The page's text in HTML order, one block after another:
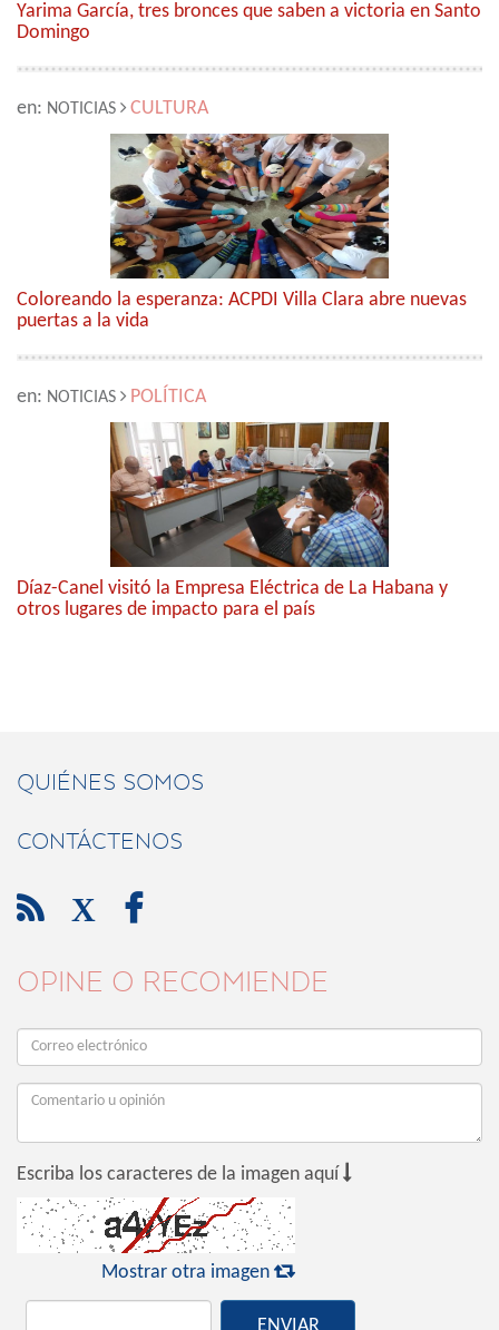
Yarima García, tres bronces que saben a victoria en Santo
Domingo
en: NOTICIAS CULTURA
Coloreando la esperanza: ACPDI Villa Clara abre nuevas
puertas a la vida
en: NOTICIAS POLÍTICA
Díaz-Canel visitó la Empresa Eléctrica de La Habana y
otros lugares de impacto para el país
QUIÉNES SOMOS
CONTÁCTENOS
 X 
OPINE O RECOMIENDE
Escriba los caracteres de la imagen aquí 
Mostrar otra imagen 
ENVIAR